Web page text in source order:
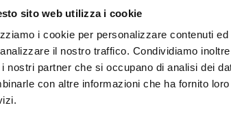
sito web utilizza i cookie
i cookie per personalizzare contenuti
il nostro traffico. Condividiamo
nostri partner che si occupano di analisi dei
con altre informazioni che ha fornito